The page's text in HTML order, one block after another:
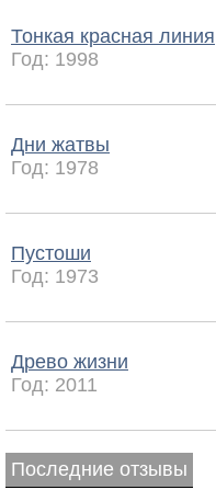
Тонкая красная линия
Год: 1998
Дни жатвы
Год: 1978
Пустоши
Год: 1973
Древо жизни
Год: 2011
Последние отзывы